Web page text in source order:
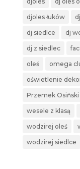
djoles łuków
dj siedlce dj
dj z siedlec
oleś omega
oświetlenie
Przemek Osiński
wesele z klasą
wodzirej oleś
wodzirej siedlce